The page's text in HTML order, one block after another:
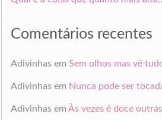
Comentários recentes
Adivinhasem Sem olhos mas vê
Adivinhasem Nunca pode ser
Adivinhasem Às vezes é doce